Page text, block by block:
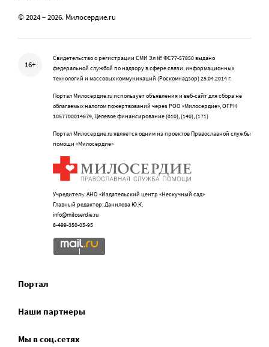
© 2024 – 2026. Милосердие.ru
16+
Свидетельство о регистрации СМИ Эл № ФС77-57850 выдано
федеральной службой по надзору в сфере связи, информационных
технологий и массовых коммуникаций (Роскомнадзор) 25.04.2014 г.
Портал Милосердие.ru использует объявления и веб-сайт для сбора не
облагаемых налогом пожертвований через РОО «Милосердие», ОГРН
1057700014679, Целевое финансирование (010), (140), (171)
Портал Милосердие.ru является одним из проектов Православной службы
помощи «Милосердие»
Учредитель: АНО «Издательский центр «Нескучный сад»
Главный редактор: Данилова Ю.К.
info@miloserdie.ru
8-499-350-05-95
Портал
Наши партнеры
Мы в соц.сетях